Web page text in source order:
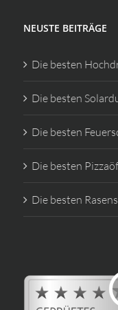
NEUSTE BEITRÄGE
Die besten
Die besten
Die besten
Die besten
Die besten